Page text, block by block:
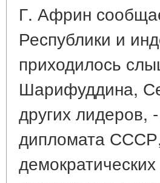
Г. Африн
Республики и
приходилось
Шарифуддина,
других лидеров,
дипломата